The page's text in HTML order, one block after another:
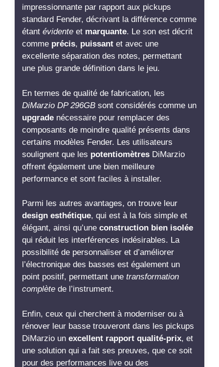
impressionnante par rapport aux pickups
standard Fender, décrivant la différence comme
étant évidente et marquante. Le son est décrit
comme précis, puissant et avec une
excellente séparation des notes, permettant
une plus grande définition dans le jeu.
En termes de qualité de fabrication, les
DiMarzio DP 296GB sont considérés comme un
upgrade nécessaire pour remplacer des
composants de moindre qualité présents dans
certains modèles Fender. Les utilisateurs
soulignent que les potentiomètres DiMarzio
offrent également une bien meilleure
performance et sont faciles à installer.
Parmi les autres avantages, on trouve leur
design esthétique, qui est à la fois simple et
élégant, ainsi qu’une construction bien isolée
qui réduit les interférences indésirables. La
possibilité de personnaliser et d’améliorer
l’électronique des basses est également un
point positif, permettant une transformation
complète de l’instrument.
Enfin, ceux qui cherchent à moderniser ou à
rénover leur basse trouveront dans les pickups
DiMarzio un excellent rapport qualité-prix, et
une solution qui a fait ses preuves, que ce soit
pour des performances live ou des